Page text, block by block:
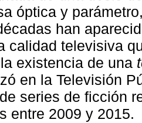
óptica y
han
calidad televisiva
existencia de una
en la Televisión
series de ficción
entre 2009 y 2015.